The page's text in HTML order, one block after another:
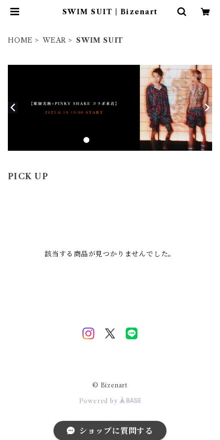
SWIM SUIT | Bizenart
HOME WEAR SWIM SUIT
PICK UP
該当する商品が見つかりませんでした。
© Bizenart
Powered by
ショップに質問する